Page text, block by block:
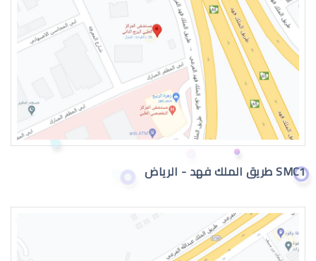
دكتور عيون
دكتور عيون واتس اب
SMC1 طريق الملك فهد - الرياض